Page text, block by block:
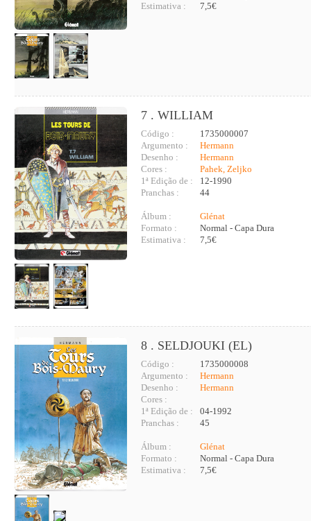
Estimativa :
7,5€
7 . WILLIAM
Código :
1735000007
Argumento :
Hermann
Desenho :
Hermann
Cores :
Pahek, Zeljko
1ª Edição de :
12-1990
Pranchas :
44
Álbum :
Glénat
Formato :
Normal - Capa Dura
Estimativa :
7,5€
8 . SELDJOUKI (EL)
Código :
1735000008
Argumento :
Hermann
Desenho :
Hermann
Cores :
1ª Edição de :
04-1992
Pranchas :
45
Álbum :
Glénat
Formato :
Normal - Capa Dura
Estimativa :
7,5€